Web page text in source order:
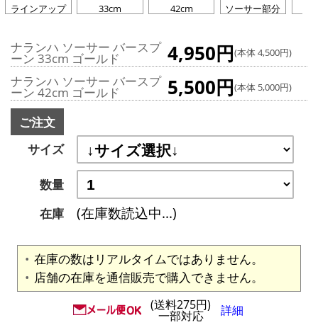
ラインアップ 33cm 42cm ソーサー部分
ナランハ ソーサー バースプ
ーン 33cm ゴールド 4,950円(本体 4,500円)
ナランハ ソーサー バースプ
ーン 42cm ゴールド 5,500円(本体 5,000円)
ご注文
サイズ
数量
在庫
(在庫数読込中...)
在庫の数はリアルタイムではありません。
店舗の在庫を通信販売で購入できません。
(送料275円)
一部対応 詳細